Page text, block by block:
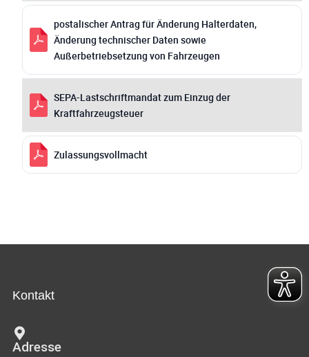
postalischer Antrag für Änderung Halterdaten,
Änderung technischer Daten sowie
Außerbetriebsetzung von Fahrzeugen
SEPA-Lastschriftmandat zum Einzug der
Kraftfahrzeugsteuer
Zulassungsvollmacht
Kontakt
Adresse